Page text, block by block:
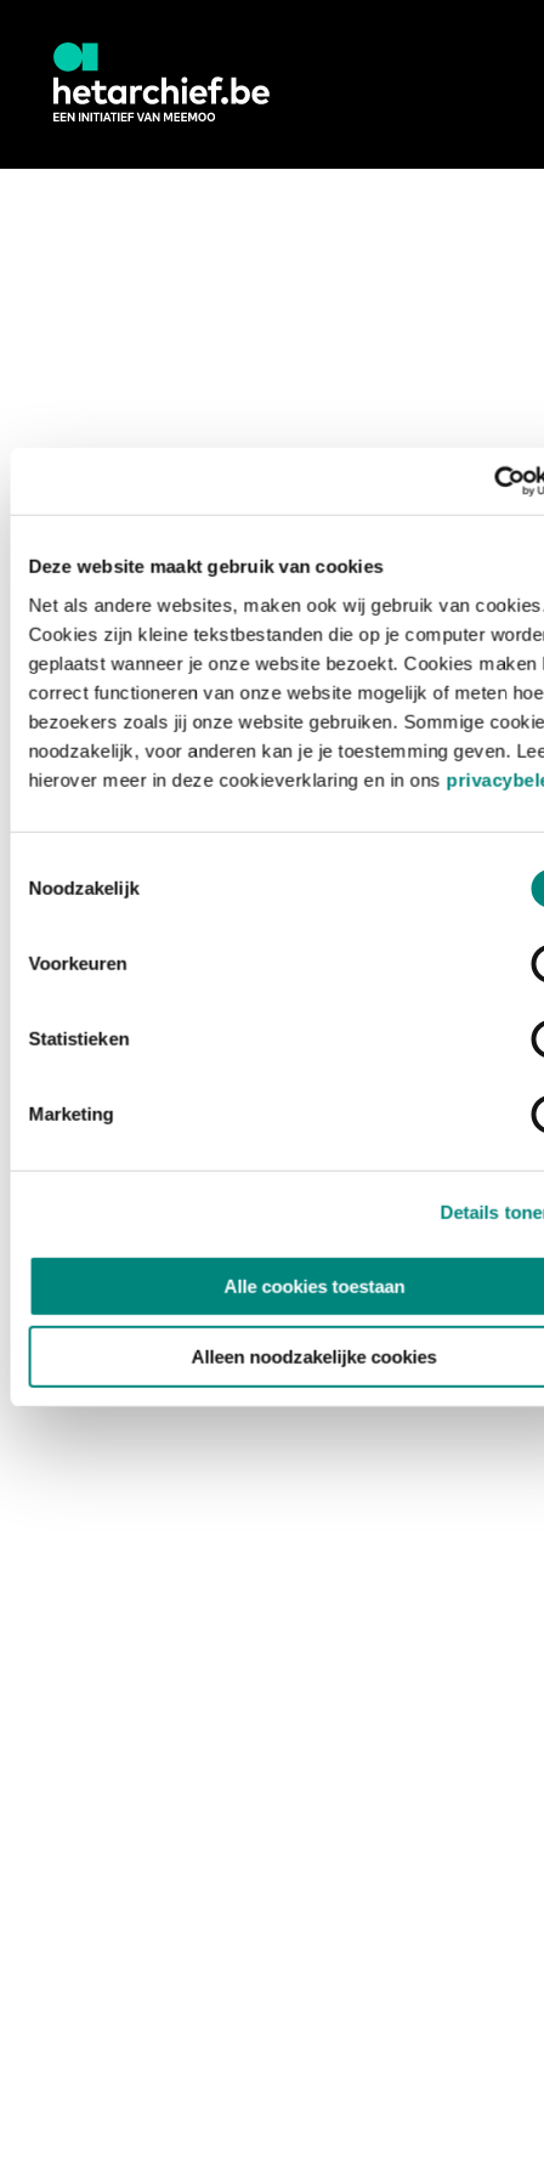
Deze website maakt gebruik van cookies
Net als andere websites, maken ook wij gebruik van
Cookies zijn kleine tekstbestanden die op je computer
geplaatst wanneer je onze website bezoekt. Cookies maken
correct functioneren van onze website mogelijk of meten hoe
bezoekers zoals jij onze website gebruiken. Sommige
noodzakelijk, voor anderen kan je je toestemming geven.
hierover meer in deze cookieverklaring en in ons
Noodzakelijk
Voorkeuren
Statistieken
Marketing
Details
Alle cookies toestaan
Alleen noodzakelijke cookies